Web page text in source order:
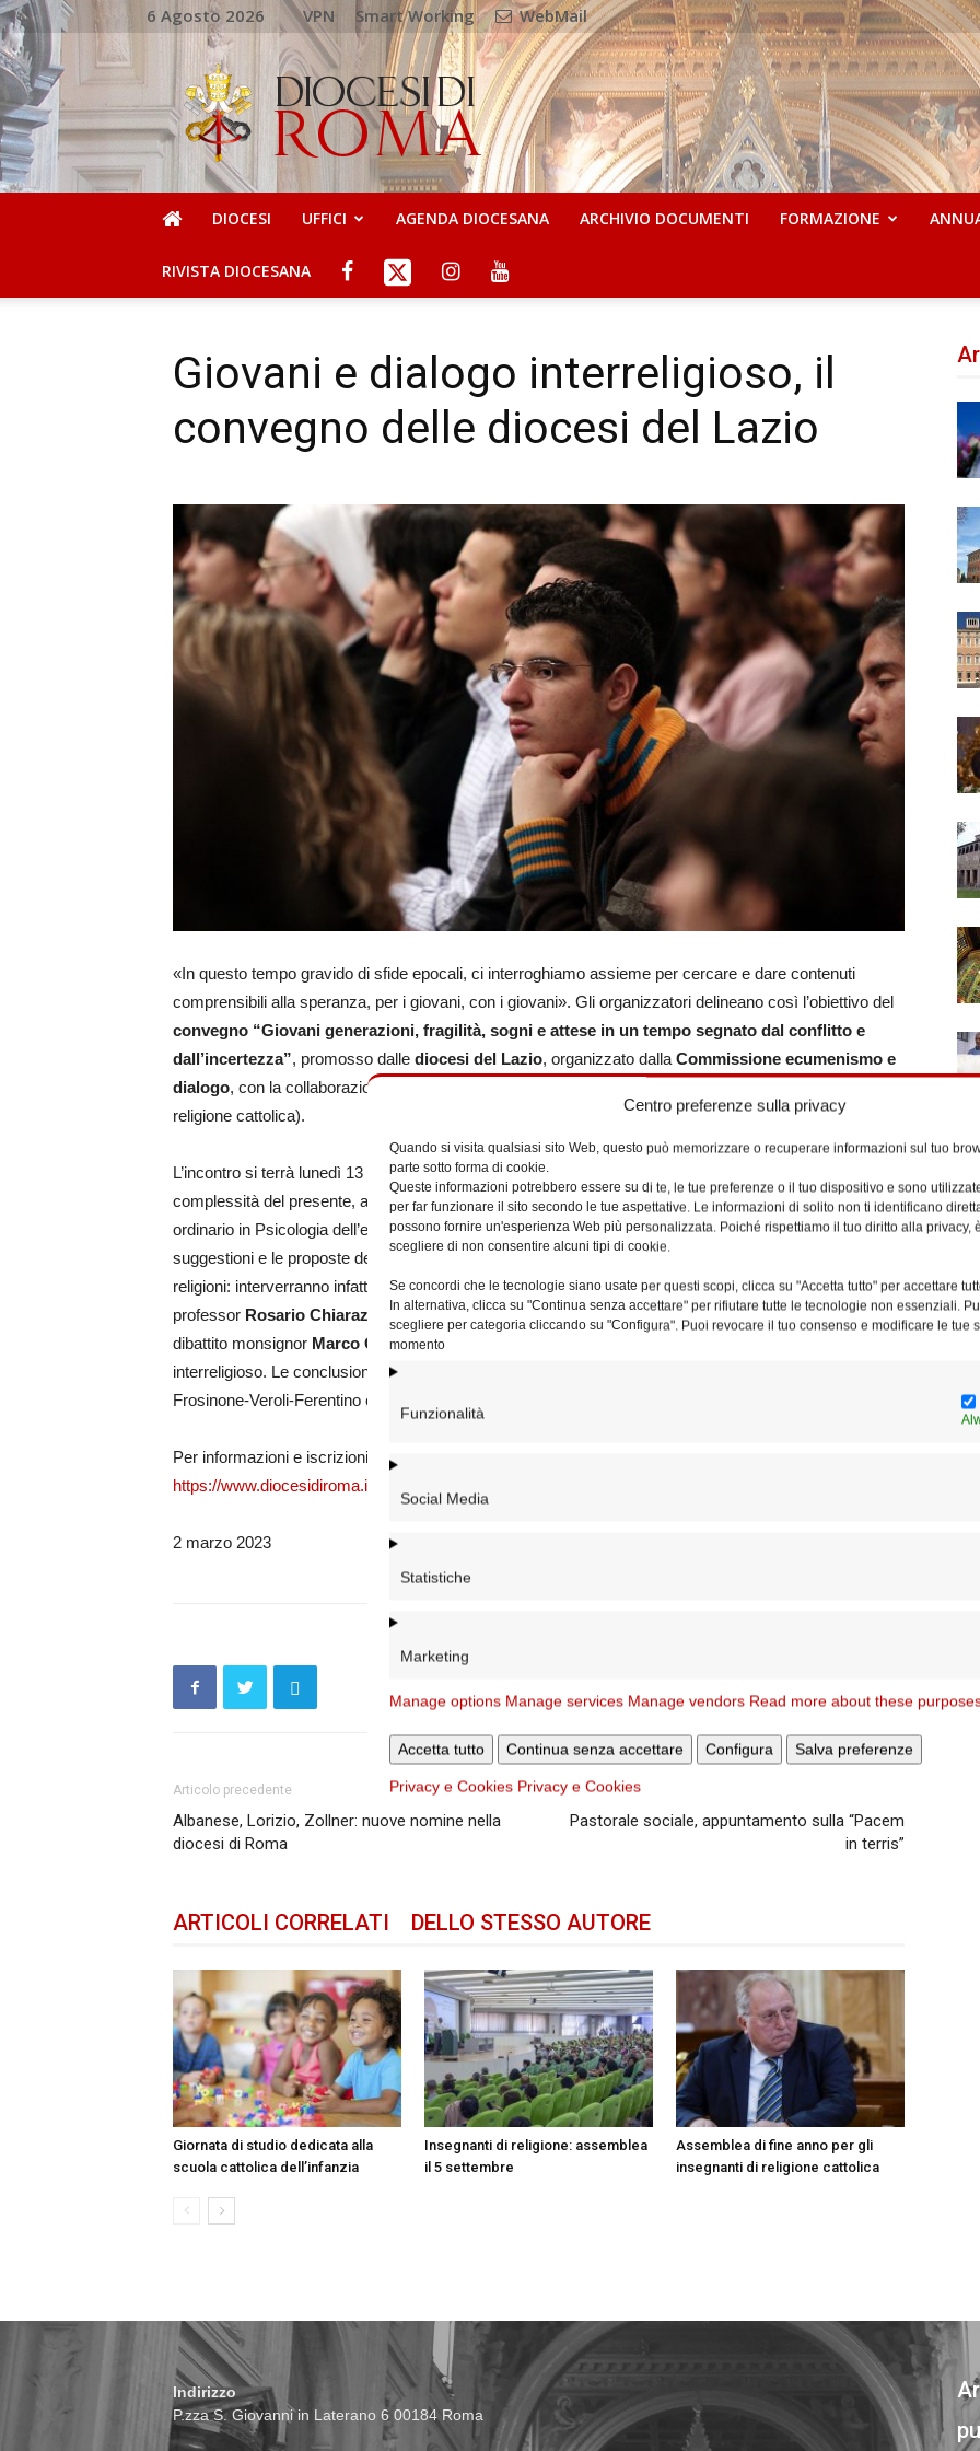
Centro preferenze sulla privacy
Quando si visita qualsiasi sito Web, questo può memorizzare o recuperare informazioni sul tuo
parte sotto forma di cookie.
Queste informazioni potrebbero essere su di te, le tue preferenze o il tuo dispositivo e sono
per far funzionare il sito secondo le tue aspettative. Le informazioni di solito non ti identificano
possono fornire un'esperienza Web più personalizzata. Poiché rispettiamo il tuo diritto alla privacy,
scegliere di non consentire alcuni tipi di cookie.
Se concordi che le tecnologie siano usate per questi scopi, clicca su "Accetta tutto" per accettare
In alternativa, clicca su "Continua senza accettare" per rifiutare tutte le tecnologie non essenziali.
scegliere per categoria cliccando su "Configura". Puoi revocare il tuo consenso e modificare le tue
momento
Funzionalità
Social Media
Statistiche
Marketing
Manage options Manage services Manage vendors Read more about these
Accetta tutto Continua senza accettare Configura Salva preferenze
Privacy e Cookies Privacy e Cookies
6 Agosto 2026 VPN Smart Working WebMail
DIOCESI
DI
ROMA
DIOCESI UFFICI AGENDA DIOCESANA ARCHIVIO DOCUMENTI FORMAZIONE
RIVISTA DIOCESANA
Giovani e dialogo interreligioso, il
convegno delle diocesi del Lazio
«In questo tempo gravido di sfide epocali, ci interroghiamo assieme per cercare e dare contenuti
comprensibili alla speranza, per i giovani, con i giovani». Gli organizzatori delineano così l’obiettivo del
convegno “Giovani generazioni, fragilità, sogni e attese in un tempo segnato dal conflitto e
dall’incertezza”, promosso dalle diocesi del Lazio, organizzato dallaCommissione ecumenismo e
dialogo, con la collaborazione della
religione cattolica).
L’incontro si terrà lunedì 13 marzo 2023 allaFraterna Domus di Sacrofano
complessità del presente, aiutati dalla competenza scientifica della professoressaDaniela Lucangeli,
ordinario in Psicologia dell’educazione e dello sviluppo all’Università di Padova. Ci sarà spazio per le
suggestioni e le proposte degli studenti e poi il dialogo con rappresentanti di altre confessioni cristiane e
religioni: interverranno infatti ravBenedetto Carucci Viterbi, la pastoraMirella Manocchio, il
professor Rosario Chiarazzo , sua eccellenzaAtanasie di Bogdania, l’imamNader Akkad. Modera il
dibattito monsignor Marco Gnavi, direttore dell’Ufficio diocesano per l’ecumenismo e il dialogo
interreligioso. Le conclusioni saranno affidate a monsignor
Frosinone-Veroli-Ferentino e di Anagni-Alatri.
Per informazioni e iscrizioni: 06,69886517; ufficioecumenismo@diocesidiroma.it;
https://www.diocesidiroma.it/convegno-delle-diocesi-del-lazio/
2 marzo 2023
Articolo precedente
Albanese, Lorizio, Zollner: nuove nomine nella
diocesi di Roma
Pastorale sociale, appuntamento sulla “Pacem
in terris”
ARTICOLI CORRELATI DELLO STESSO AUTORE
Giornata di studio dedicata alla
scuola cattolica dell’infanzia
Insegnanti di religione: assemblea
il 5 settembre
Assemblea di fine anno per gli
insegnanti di religione cattolica
Indirizzo
P.zza S. Giovanni in Laterano 6 00184 Roma